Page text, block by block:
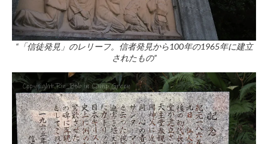
“「信徒発見」のレリーフ。信者発見から100年の1965年に建立
されたもの”